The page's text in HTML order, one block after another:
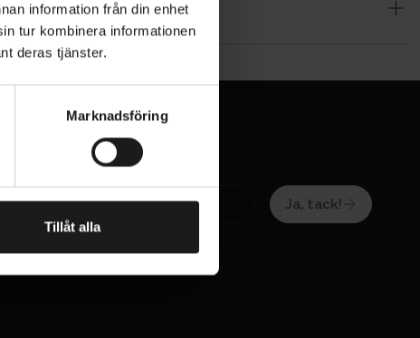
information från din enhet
tur kombinera informationen
deras tjänster.
Marknadsföring
Tillåt alla
klor, fluor
Ja, tack!